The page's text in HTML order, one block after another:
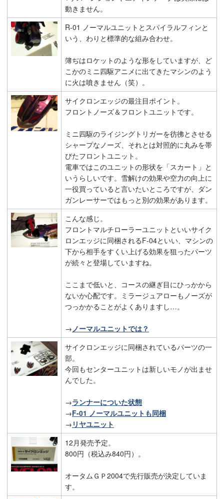
動きません。
R-01 ノーマルユニットとスパイラルフィンと
いう、わりと標準的な組み合わせ。
簿ぢはロケットのような形をしていますが、ど
こかのミニ四駆アニメに出てきたマシンのよう
に火は噴きません（笑）。
サイクロンエッジの最注目ポイント。
フロントノーズ＆フロントユニットです。
ミニ四駆のライジングトリガーを彷彿とさせる
シャープなノーズ、それとは対照的に丸みを帯
びたフロントユニット。
電車ではこのユニットの形状を「スカート」と
いうらしいです。雪解けの効果や空力の向上に
一役買っていると言いたいところですが、ダン
ガンレーサーではもっと別の効果があります。
こんな感じ。
フロントマルチローラーユニットといいサイク
ロンエッジに同梱されるF-04といい、マシンの
下から相手をすくい上げる効果を狙ったパーツ
が続々と登場していますね。
ここまで低いと、コースの継ぎ目にひっかから
ないか心配です。ミラージュアローもノーズが
つっかかることがよくありますし…。
→ ノーマルユニットでは？
サイクロンエッジに同梱されているパーツの一
部。
今回もセンターユニットは新しいモノが出ませ
んでした。
→ランナーについた状態
→F-01 ノーマルユニットも同梱
→ リヤユニット
12月発売予定。
800円（税込み840円）。
オータムＧＰ2004で先行販売が決定していま
す。